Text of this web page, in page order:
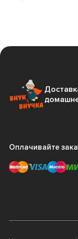
Оплачивайте